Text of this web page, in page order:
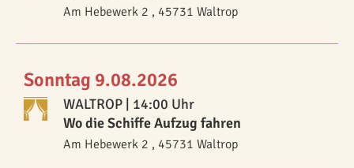
Am Hebewerk 2 , 45731 Waltrop
Sonntag 9.08.2026
WALTROP | 14:00 Uhr
Wo die Schiffe Aufzug fahren
Am Hebewerk 2 , 45731 Waltrop